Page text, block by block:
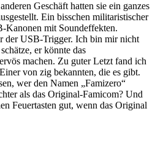
Geschäft hatten sie ein ganzes
Ein bisschen militaristischer
Kanonen mit Soundeffekten.
der USB-Trigger. Ich bin mir nicht
er könnte das
machen. Zu guter Letzt fand ich
von zig bekannten, die es gibt.
wer den Namen „Famizero“
als das Original-Famicom? Und
Feuertasten gut, wenn das Original